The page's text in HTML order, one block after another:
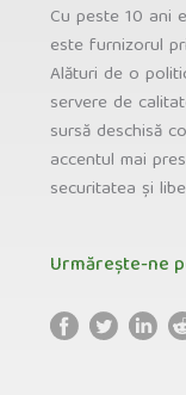
Cu peste 10 ani
este furnizorul
Alături de o
servere de
sursă deschisă
accentul mai
securitatea și
Urmărește-ne